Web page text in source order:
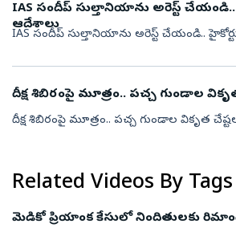
IAS సందీప్ సుల్తానియాను అరెస్ట్ చేయండి..
ఆదేశాలు
IAS సందీప్ సుల్తానియాను అరెస్ట్ చేయండి..
దీక్ష శిబిరంపై మూత్రం.. పచ్చ గుండాల
దీక్ష శిబిరంపై మూత్రం.. పచ్చ గుండాల వికృత
Related Videos By Tags
మెడికో ప్రియాంక కేసులో నిందితులకు